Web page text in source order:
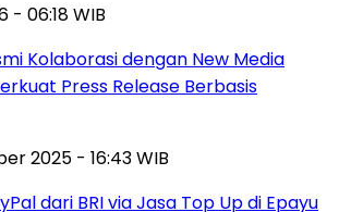
- 06:18 WIB
Kolaborasi dengan New Media
Press Release Berbasis
2025 - 16:43 WIB
dari BRI via Jasa Top Up di Epayu